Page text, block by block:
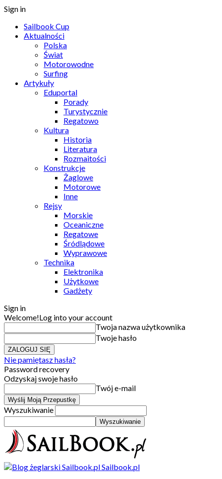
Sign in
Sailbook Cup
Aktualności
Polska
Świat
Motorowodne
Surfing
Artykuły
Eduportal
Porady
Turystycznie
Regatowo
Kultura
Historia
Literatura
Rozmaitości
Konstrukcje
Żaglowe
Motorowe
Inne
Rejsy
Morskie
Oceaniczne
Regatowe
Śródlądowe
Wyprawowe
Technika
Elektronika
Użytkowe
Gadżety
Sign in
Welcome!Log into your account
Twoja nazwa użytkownika
Twoje hasło
Nie pamiętasz hasła?
Password recovery
Odzyskaj swoje hasło
Twój e-mail
Wyszukiwanie
Sailbook.pl